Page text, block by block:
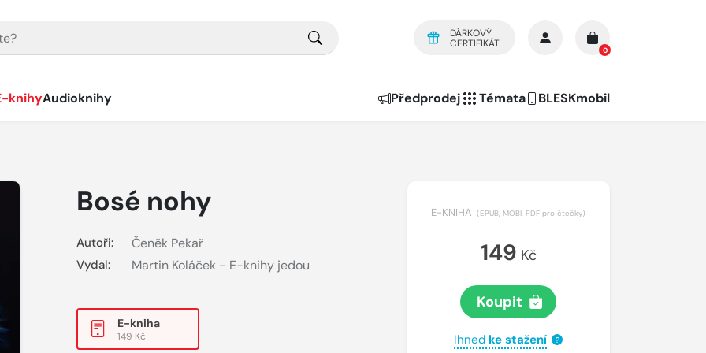
DÁRKOVÝ
CERTIFIKÁT
0
knihyAudioknihy Předprodej Témata BLESKmobil
Bosé nohy
Autoři: Čeněk Pekař
Vydal: Martin Koláček - E-knihy jedou
E-kniha
149 Kč
E-KNIHA (EPUB, MOBI, PDF pro čtečky)
149 Kč
Koupit
Ihned ke stažení ?